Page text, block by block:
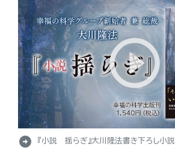
arrow_circle_right 『小説 揺らぎ』大川隆法書き下ろし小説